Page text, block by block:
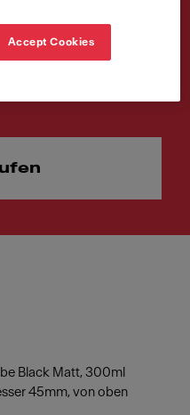
Black Matt, 300ml
45mm, von oben
Accept Cookies